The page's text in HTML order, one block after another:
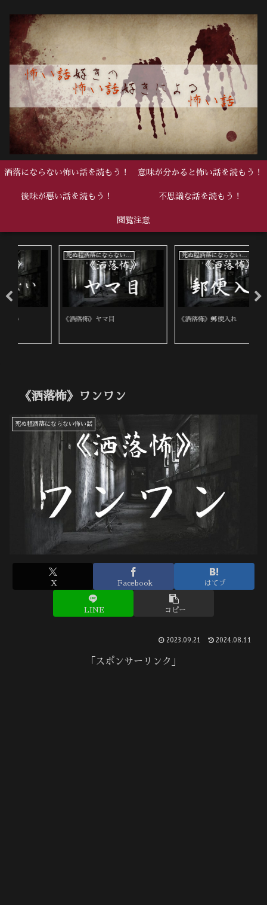
洒落にならない怖い話を読もう！ 意味が分かると怖い話を読もう！
後味が悪い話を読もう！ 不思議な話を読もう！
閲覧注意
死ぬ程洒落にならない怖い話
《洒落怖》ヤマ目
死ぬ程洒落にならない怖い話
《洒落怖》郵便入れ
《洒落怖》ワンワン
死ぬ程洒落にならない怖い話
X Facebook はてブ
LINE コピー
2023.09.21 2024.08.11
「スポンサーリンク」